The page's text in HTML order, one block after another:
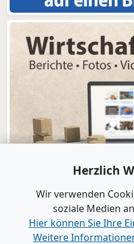
Herzlich
Wir verwenden
soziale Medien
Hier können Sie Ihre
Weitere